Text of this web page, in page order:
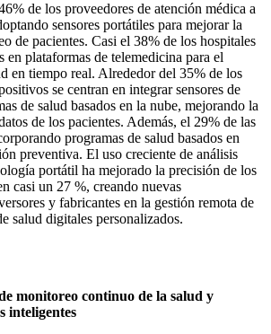
de los proveedores de atención médica a
sensores portátiles para mejorar la
de pacientes. Casi el 38% de los hospitales
en plataformas de telemedicina para el
en tiempo real. Alrededor del 35% de los
se centran en integrar sensores de
de salud basados ​​en la nube, mejorando la
de los pacientes. Además, el 29% de las
programas de salud basados ​​en
preventiva. El uso creciente de análisis
portátil ha mejorado la precisión de los
casi un 27 %, creando nuevas
y fabricantes en la gestión remota de
salud digitales personalizados.
monitoreo continuo de la salud y
inteligentes